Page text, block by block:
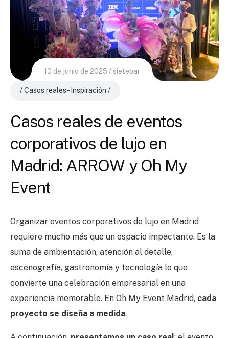
10 de junio de 2025 sietepar
Casos reales - Inspiración
Casos reales de eventos
corporativos de lujo en
Madrid: ARROW y Oh My
Event
Organizar eventos corporativos de lujo en Madrid
requiere mucho más que un espacio impactante. Es la
suma de ambientación, atención al detalle,
escenografía, gastronomía y tecnología lo que
convierte una celebración empresarial en una
experiencia memorable. En Oh My Event Madrid, cada
proyecto se diseña a medida.